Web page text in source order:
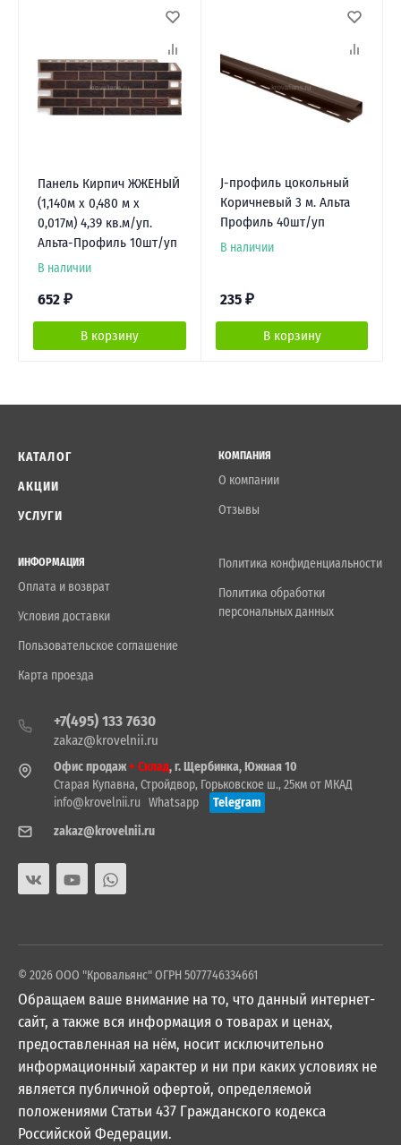
Панель Кирпич ЖЖЕНЫЙ
(1,140м х 0,480 м х
0,017м) 4,39 кв.м/уп.
Альта-Профиль 10шт/уп
В наличии
652 ₽
В корзину
J-профиль цокольный
Коричневый 3 м. Альта
Профиль 40шт/уп
В наличии
235 ₽
В корзину
КАТАЛОГ
АКЦИИ
УСЛУГИ
КОМПАНИЯ
О компании
Отзывы
ИНФОРМАЦИЯ
Оплата и возврат
Условия доставки
Пользовательское соглашение
Карта проезда
Политика конфиденциальности
Политика обработки
персональных данных
+7(495) 133 7630
zakaz@krovelnii.ru
Офис продаж+ Склад, г. Щербинка, Южная 10
Старая Купавна, Стройдвор, Горьковское ш., 25км от МКАД
info@krovelnii.ru Whatsapp
Telegram
zakaz@krovelnii.ru
© 2026 ООО "Кровальянс" ОГРН 5077746334661
Обращаем ваше внимание на то, что данный интернет-
сайт, а также вся информация о товарах и ценах,
предоставленная на нём, носит исключительно
информационный характер и ни при каких условиях не
является публичной офертой, определяемой
положениями Статьи 437 Гражданского кодекса
Российской Федерации.